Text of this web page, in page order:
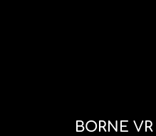
BORNE VR